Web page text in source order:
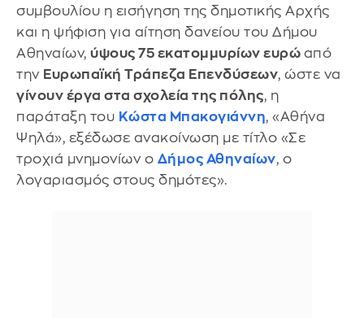
συμβουλίου η εισήγηση της δημοτικής Αρχής
και η ψήφιση για αίτηση δανείου του Δήμου
Αθηναίων, ύψους 75 εκατομμυρίων ευρώ από
την Ευρωπαϊκή Τράπεζα Επενδύσεων, ώστε να
γίνουν έργα στα σχολεία της πόλης, η
παράταξη του Κώστα Μπακογιάννη, «Αθήνα
Ψηλά», εξέδωσε ανακοίνωση με τίτλο «Σε
τροχιά μνημονίων ο Δήμος Αθηναίων, ο
λογαριασμός στους δημότες».